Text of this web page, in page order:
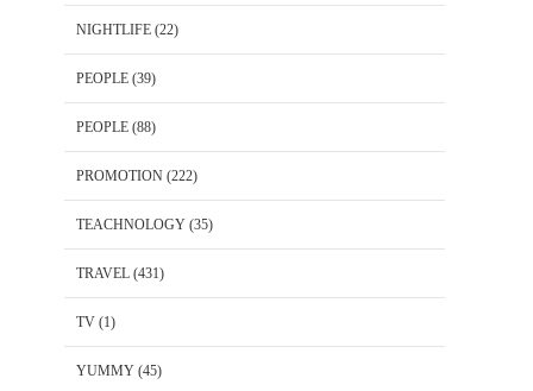
NIGHTLIFE (22)
PEOPLE (39)
PEOPLE (88)
PROMOTION (222)
TEACHNOLOGY (35)
TRAVEL (431)
TV (1)
YUMMY (45)